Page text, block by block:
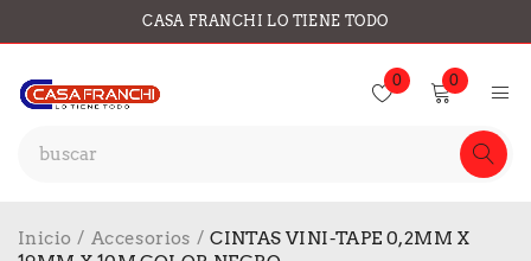
CASA FRANCHI LO TIENE TODO
0 0
Inicio / Accesorios / CINTAS VINI-TAPE 0,2MM X